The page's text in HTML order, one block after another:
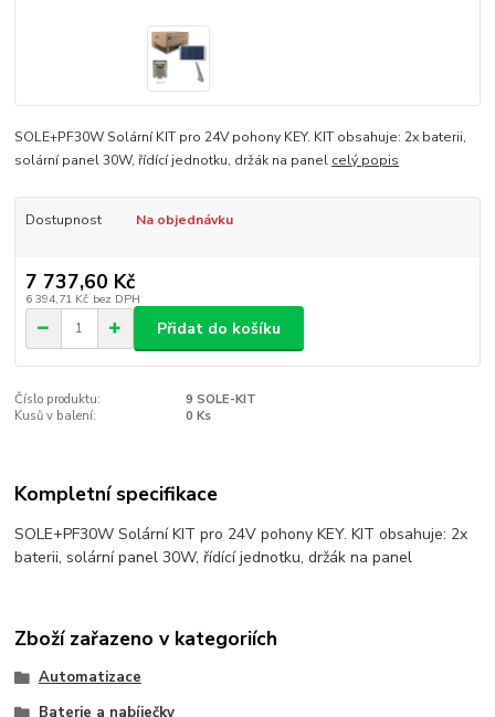
SOLE+PF30W Solární KIT pro 24V pohony KEY. KIT obsahuje: 2x baterii,
solární panel 30W, řídící jednotku, držák na panel celý popis
Dostupnost Na objednávku
7 737,60 Kč
6 394,71 Kč bez DPH
Přidat do košíku
Číslo produktu:
9 SOLE-KIT
Kusů v balení:
0 Ks
Kompletní specifikace
SOLE+PF30W Solární KIT pro 24V pohony KEY. KIT obsahuje: 2x
baterii, solární panel 30W, řídící jednotku, držák na panel
Zboží zařazeno v kategoriích
Automatizace
Baterie a nabíječky